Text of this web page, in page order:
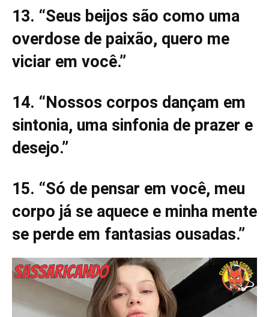
13. “Seus beijos são como uma
overdose de paixão, quero me
viciar em você.”
14. “Nossos corpos dançam em
sintonia, uma sinfonia de prazer e
desejo.”
15. “Só de pensar em você, meu
corpo já se aquece e minha mente
se perde em fantasias ousadas.”